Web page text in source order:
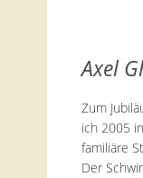
Axel
Zum
ich 2005
familiäre
Der